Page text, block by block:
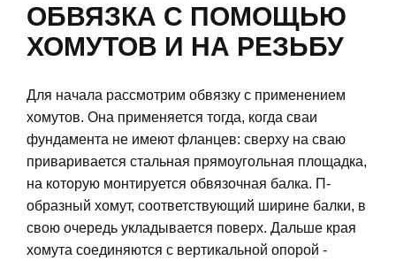
ОБВЯЗКА С ПОМОЩЬЮ
ХОМУТОВ И НА РЕЗЬБУ
Для начала рассмотрим обвязку с применением
хомутов. Она применяется тогда, когда сваи
фундамента не имеют фланцев: сверху на сваю
приваривается стальная прямоугольная площадка,
на которую монтируется обвязочная балка. П-
образный хомут, соответствующий ширине балки, в
свою очередь укладывается поверх. Дальше края
хомута соединяются с вертикальной опорой -